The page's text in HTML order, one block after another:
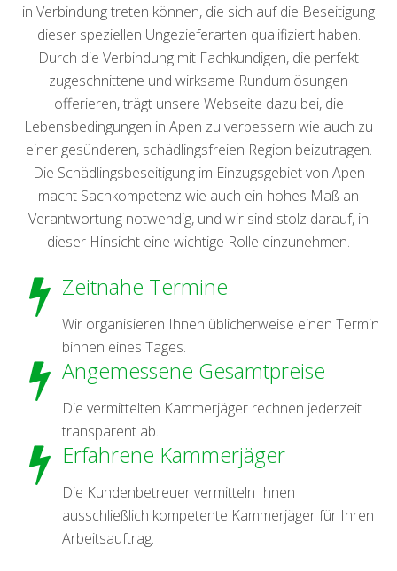
in Verbindung treten können, die sich auf die Beseitigung
dieser speziellen Ungezieferarten qualifiziert haben.
Durch die Verbindung mit Fachkundigen, die perfekt
zugeschnittene und wirksame Rundumlösungen
offerieren, trägt unsere Webseite dazu bei, die
Lebensbedingungen in Apen zu verbessern wie auch zu
einer gesünderen, schädlingsfreien Region beizutragen.
Die Schädlingsbeseitigung im Einzugsgebiet von Apen
macht Sachkompetenz wie auch ein hohes Maß an
Verantwortung notwendig, und wir sind stolz darauf, in
dieser Hinsicht eine wichtige Rolle einzunehmen.
Zeitnahe Termine
Wir organisieren Ihnen üblicherweise einen Termin
binnen eines Tages.
Angemessene Gesamtpreise
Die vermittelten Kammerjäger rechnen jederzeit
transparent ab.
Erfahrene Kammerjäger
Die Kundenbetreuer vermitteln Ihnen
ausschließlich kompetente Kammerjäger für Ihren
Arbeitsauftrag.